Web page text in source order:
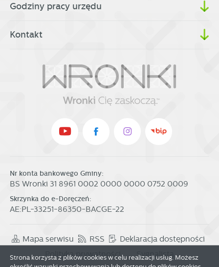
Godziny pracy urzędu
Kontakt
Nr konta bankowego Gminy:
BS Wronki 31 8961 0002 0000 0000 0752 0009
Skrzynka do e-Doręczeń:
AE:PL-33251-86350-BACGE-22
Mapa serwisu RSS
Deklaracja dostępności
Polityka prywatności
Sygnalista
Strona korzysta z plików cookies w celu realizacji usług. Możesz